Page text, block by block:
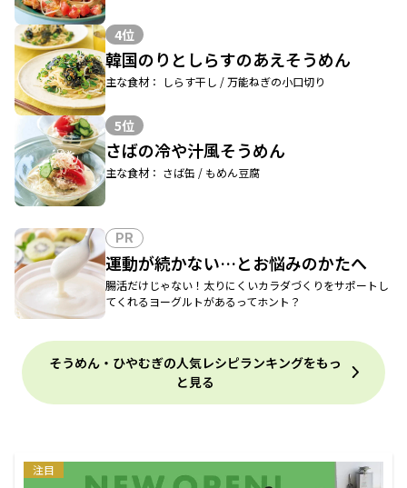
4位
韓国のりとしらすのあえそうめん
主な食材： しらす干し / 万能ねぎの小口切り
5位
さばの冷や汁風そうめん
主な食材： さば缶 / もめん豆腐
PR
運動が続かない…とお悩みのかたへ
腸活だけじゃない！太りにくいカラダづくりをサポートし
てくれるヨーグルトがあるってホント？
そうめん・ひやむぎの人気レシピランキングをもっ
と見る
注目